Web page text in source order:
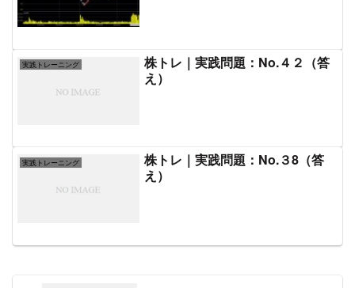
実践トレーニング
株トレ｜実践問題：No.４２（答
え）
実践トレーニング
株トレ｜実践問題：No.３8（答
え）